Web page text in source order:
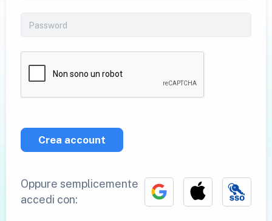
Crea account
Oppure semplicemente
accedi con: